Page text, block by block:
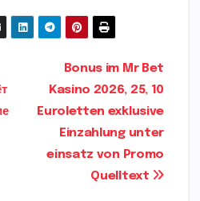
ts
p
e
g
r
gr
m r
Bonus im Mr Bet
Kasino 2026, 25, 10
Euroletten exklusive
Einzahlung unter
einsatz von Promo
Quelltext